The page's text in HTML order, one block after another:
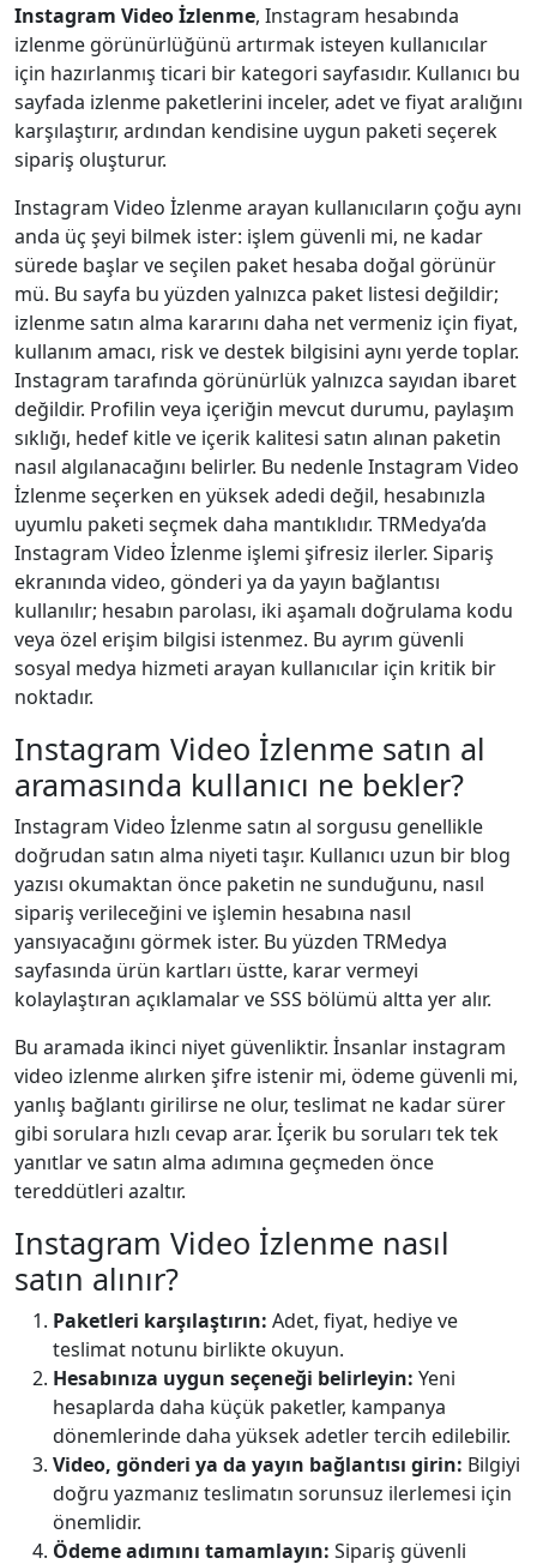
Instagram Video İzlenme, Instagram hesabında
izlenme görünürlüğünü artırmak isteyen kullanıcılar
için hazırlanmış ticari bir kategori sayfasıdır. Kullanıcı bu
sayfada izlenme paketlerini inceler, adet ve fiyat aralığını
karşılaştırır, ardından kendisine uygun paketi seçerek
sipariş oluşturur.
Instagram Video İzlenme arayan kullanıcıların çoğu aynı
anda üç şeyi bilmek ister: işlem güvenli mi, ne kadar
sürede başlar ve seçilen paket hesaba doğal görünür
mü. Bu sayfa bu yüzden yalnızca paket listesi değildir;
izlenme satın alma kararını daha net vermeniz için fiyat,
kullanım amacı, risk ve destek bilgisini aynı yerde toplar.
Instagram tarafında görünürlük yalnızca sayıdan ibaret
değildir. Profilin veya içeriğin mevcut durumu, paylaşım
sıklığı, hedef kitle ve içerik kalitesi satın alınan paketin
nasıl algılanacağını belirler. Bu nedenle Instagram Video
İzlenme seçerken en yüksek adedi değil, hesabınızla
uyumlu paketi seçmek daha mantıklıdır. TRMedya’da
Instagram Video İzlenme işlemi şifresiz ilerler. Sipariş
ekranında video, gönderi ya da yayın bağlantısı
kullanılır; hesabın parolası, iki aşamalı doğrulama kodu
veya özel erişim bilgisi istenmez. Bu ayrım güvenli
sosyal medya hizmeti arayan kullanıcılar için kritik bir
noktadır.
Instagram Video İzlenme satın al
aramasında kullanıcı ne bekler?
Instagram Video İzlenme satın al sorgusu genellikle
doğrudan satın alma niyeti taşır. Kullanıcı uzun bir blog
yazısı okumaktan önce paketin ne sunduğunu, nasıl
sipariş verileceğini ve işlemin hesabına nasıl
yansıyacağını görmek ister. Bu yüzden TRMedya
sayfasında ürün kartları üstte, karar vermeyi
kolaylaştıran açıklamalar ve SSS bölümü altta yer alır.
Bu aramada ikinci niyet güvenliktir. İnsanlar instagram
video i̇zlenme alırken şifre istenir mi, ödeme güvenli mi,
yanlış bağlantı girilirse ne olur, teslimat ne kadar sürer
gibi sorulara hızlı cevap arar. İçerik bu soruları tek tek
yanıtlar ve satın alma adımına geçmeden önce
tereddütleri azaltır.
Instagram Video İzlenme nasıl
satın alınır?
Paketleri karşılaştırın: Adet, fiyat, hediye ve
teslimat notunu birlikte okuyun.
Hesabınıza uygun seçeneği belirleyin: Yeni
hesaplarda daha küçük paketler, kampanya
dönemlerinde daha yüksek adetler tercih edilebilir.
Video, gönderi ya da yayın bağlantısı girin: Bilgiyi
doğru yazmanız teslimatın sorunsuz ilerlemesi için
önemlidir.
Ödeme adımını tamamlayın: Sipariş güvenli